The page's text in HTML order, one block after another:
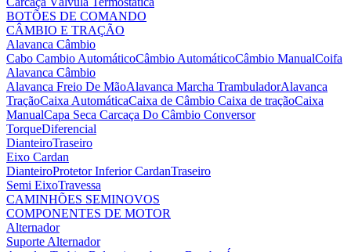
BOTÕES DE COMANDO
CÂMBIO E TRAÇÃO
Alavanca Câmbio
Cabo Cambio AutomáticoCâmbio AutomáticoCâmbio ManualCoifa
Alavanca Câmbio
Alavanca Freio De MãoAlavanca Marcha TrambuladorAlavanca
TraçãoCaixa AutomáticaCaixa de Câmbio Caixa de traçãoCaixa
ManualCapa Seca Carcaça Do Câmbio Conversor
TorqueDiferencial
DianteiroTraseiro
Eixo Cardan
DianteiroProtetor Inferior CardanTraseiro
Semi EixoTravessa
CAMINHÕES SEMINOVOS
COMPONENTES DE MOTOR
Alternador
Suporte Alternador